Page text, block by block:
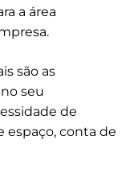
a área
são as
seu
de
espaço, conta de